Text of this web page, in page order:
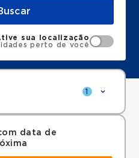
sua localização
perto de você
1
data de